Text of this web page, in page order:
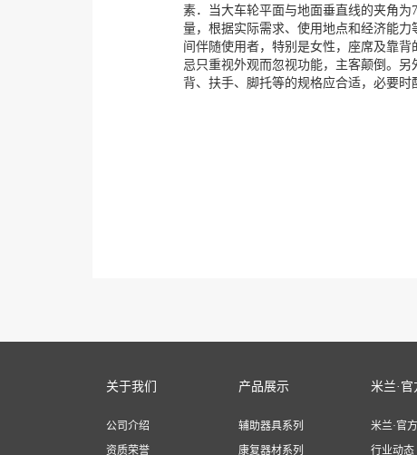
素．当大车轮平面与地面垂直线的夹角
量，根据实际需求、使用地点和经济能
间伴随使用者，特别是女性，座席及靠
忌只重视外观而忽视功能，主客颠倒。
背、扶手、脚托等的规格应合适，必要时
关于我们
公司介绍
资质荣誉
产品展示
辅助器具系列
康复器材系列
米兰·
米兰·官
行业动态